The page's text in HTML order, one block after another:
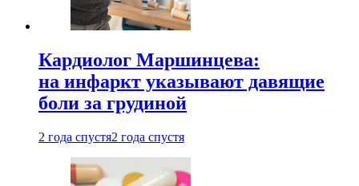
Кардиолог Маршинцева:
на инфаркт указывают давящие
боли за грудиной
2 года спустя2 года спустя